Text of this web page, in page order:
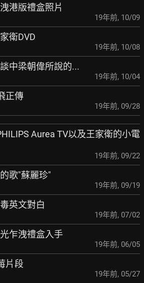
港版禮盒照片
19年前, 10/09
衛DVD
19年前, 10/08
中梁朝偉所說的...
19年前, 10/04
正傳
19年前, 09/28
Aurea TV以及王家衛的小電
19年前, 09/22
歌"蘇麗珍"
19年前, 09/19
英文對白
19年前, 07/02
乍洩禮盒入手
19年前, 06/05
片段
19年前, 05/27